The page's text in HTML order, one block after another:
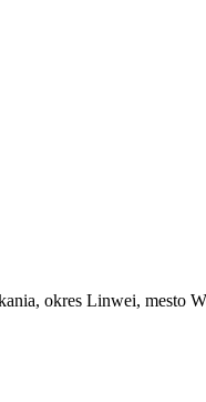
okres Linwei, mesto